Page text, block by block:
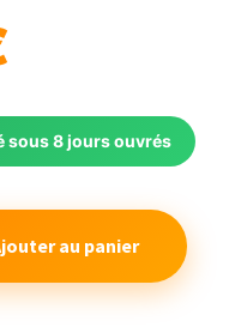
sous 8 jours ouvrés
au panier